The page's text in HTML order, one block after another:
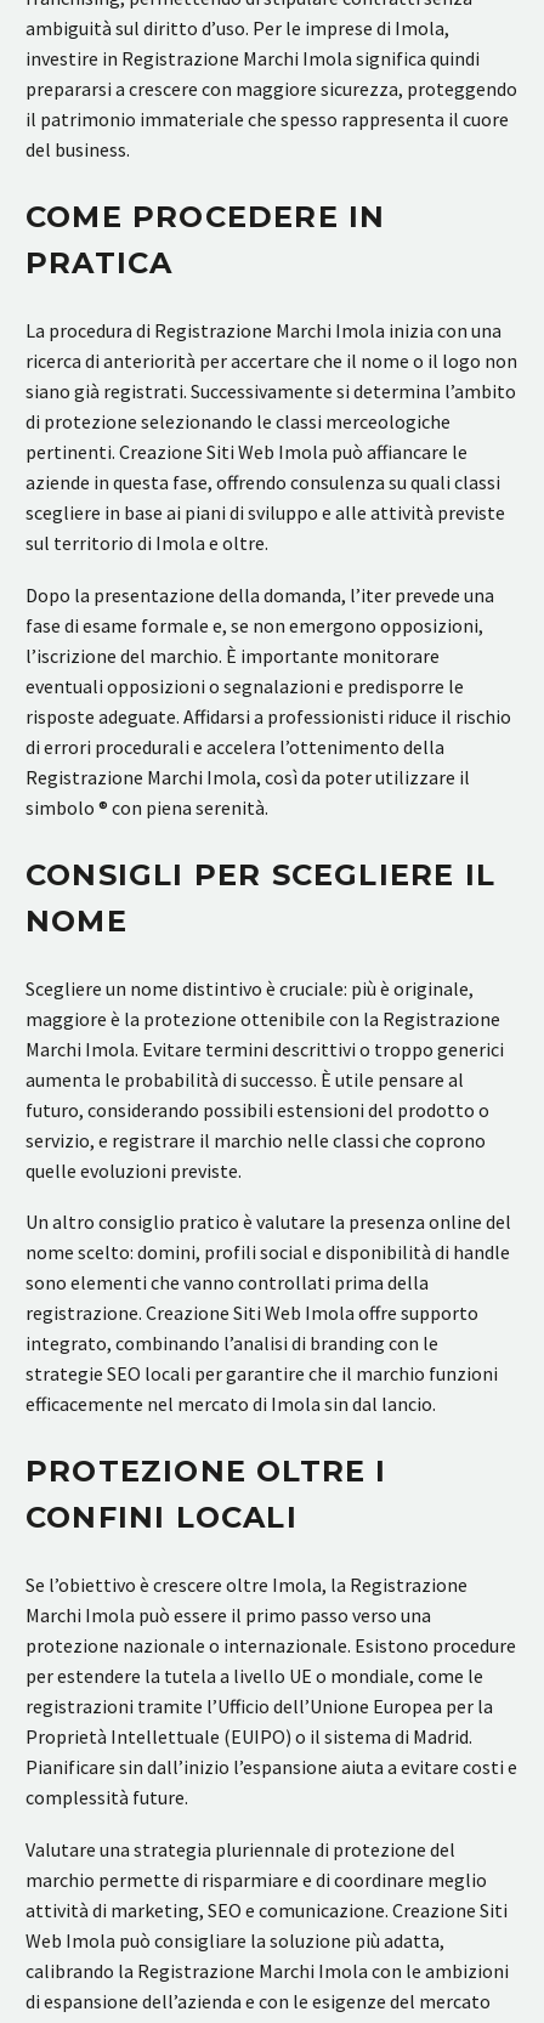
ambiguità sul diritto d’uso. Per le imprese di Imola,
investire in Registrazione Marchi Imola significa quindi
prepararsi a crescere con maggiore sicurezza, proteggendo
il patrimonio immateriale che spesso rappresenta il cuore
del business.
COME PROCEDERE IN
PRATICA
La procedura di Registrazione Marchi Imola inizia con una
ricerca di anteriorità per accertare che il nome o il logo non
siano già registrati. Successivamente si determina l’ambito
di protezione selezionando le classi merceologiche
pertinenti. Creazione Siti Web Imola può affiancare le
aziende in questa fase, offrendo consulenza su quali classi
scegliere in base ai piani di sviluppo e alle attività previste
sul territorio di Imola e oltre.
Dopo la presentazione della domanda, l’iter prevede una
fase di esame formale e, se non emergono opposizioni,
l’iscrizione del marchio. È importante monitorare
eventuali opposizioni o segnalazioni e predisporre le
risposte adeguate. Affidarsi a professionisti riduce il rischio
di errori procedurali e accelera l’ottenimento della
Registrazione Marchi Imola, così da poter utilizzare il
simbolo ® con piena serenità.
CONSIGLI PER SCEGLIERE IL
NOME
Scegliere un nome distintivo è cruciale: più è originale,
maggiore è la protezione ottenibile con la Registrazione
Marchi Imola. Evitare termini descrittivi o troppo generici
aumenta le probabilità di successo. È utile pensare al
futuro, considerando possibili estensioni del prodotto o
servizio, e registrare il marchio nelle classi che coprono
quelle evoluzioni previste.
Un altro consiglio pratico è valutare la presenza online del
nome scelto: domini, profili social e disponibilità di handle
sono elementi che vanno controllati prima della
registrazione. Creazione Siti Web Imola offre supporto
integrato, combinando l’analisi di branding con le
strategie SEO locali per garantire che il marchio funzioni
efficacemente nel mercato di Imola sin dal lancio.
PROTEZIONE OLTRE I
CONFINI LOCALI
Se l’obiettivo è crescere oltre Imola, la Registrazione
Marchi Imola può essere il primo passo verso una
protezione nazionale o internazionale. Esistono procedure
per estendere la tutela a livello UE o mondiale, come le
registrazioni tramite l’Ufficio dell’Unione Europea per la
Proprietà Intellettuale (EUIPO) o il sistema di Madrid.
Pianificare sin dall’inizio l’espansione aiuta a evitare costi e
complessità future.
Valutare una strategia pluriennale di protezione del
marchio permette di risparmiare e di coordinare meglio
attività di marketing, SEO e comunicazione. Creazione Siti
Web Imola può consigliare la soluzione più adatta,
calibrando la Registrazione Marchi Imola con le ambizioni
di espansione dell’azienda e con le esigenze del mercato